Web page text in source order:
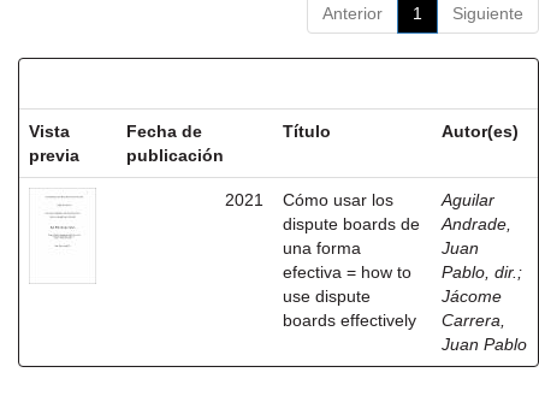
Anterior 1 Siguiente
Vista
previa
Fecha de
publicación
Título Autor(es)
2021
Cómo usar los
dispute boards de
una forma
efectiva = how to
use dispute
boards effectively
Aguilar
Andrade,
Juan
Pablo, dir. ;
Jácome
Carrera,
Juan Pablo